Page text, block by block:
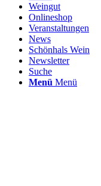
Weingut
Onlineshop
Veranstaltungen
News
Schönhals Wein
Newsletter
Suche
Menü Menü